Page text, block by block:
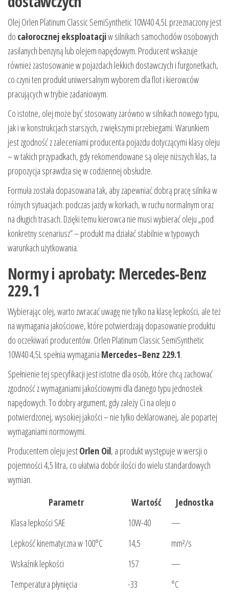
Olej Orlen Platinum Classic SemiSynthetic 10W40 4,5L przeznaczony jest
do całorocznej eksploatacjiw silnikach samochodów osobowych
zasilanych benzyną lub olejem napędowym. Producent wskazuje
również zastosowanie w pojazdach lekkich dostawczych i furgonetkach,
co czyni ten produkt uniwersalnym wyborem dla flot i kierowców
pracujących w trybie zadaniowym.
Co istotne, olej może być stosowany zarówno w silnikach nowego typu,
jak i w konstrukcjach starszych, z większymi przebiegami. Warunkiem
jest zgodność z zaleceniami producenta pojazdu dotyczącymi klasy oleju
– w takich przypadkach, gdy rekomendowane są oleje niższych klas, ta
propozycja sprawdza się w codziennej obsłudze.
Formuła została dopasowana tak, aby zapewniać dobrą pracę silnika w
różnych sytuacjach: podczas jazdy w korkach, w ruchu normalnym oraz
na długich trasach. Dzięki temu kierowca nie musi wybierać oleju „pod
konkretny scenariusz” – produkt ma działać stabilnie w typowych
warunkach użytkowania.
Normy i aprobaty: Mercedes-Benz
229.1
Wybierając olej, warto zwracać uwagę nie tylko na klasę lepkości, ale też
na wymagania jakościowe, które potwierdzają dopasowanie produktu
do oczekiwań producentów. Orlen Platinum Classic SemiSynthetic
10W40 4,5L spełnia wymagania Mercedes–Benz 229.1.
Spełnienie tej specyfikacji jest istotne dla osób, które chcą zachować
zgodność z wymaganiami jakościowymi dla danego typu jednostek
napędowych. To dobry argument, gdy zależy Ci na oleju o
potwierdzonej, wysokiej jakości – nie tylko deklarowanej, ale popartej
wymaganiami normowymi.
Producentem oleju jestOrlen Oil, a produkt występuje w wersji o
pojemności 4,5 litra, co ułatwia dobór ilości do wielu standardowych
wymian.
Parametr
Wartość
Jednostka
Klasa lepkości SAE
10W-40
—
Lepkość kinematyczna w 100°C
14,5
mm²/s
Wskaźnik lepkości
157
—
Temperatura płynięcia
-33
°C